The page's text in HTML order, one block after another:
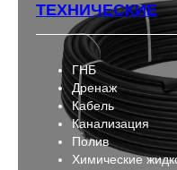
ТЕХНИЧЕСКИЕ
ГНБ
Дренаж
Кабель
Канализация
Полив
Химические